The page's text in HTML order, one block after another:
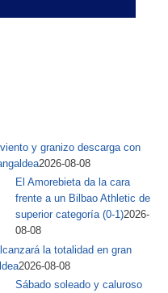
y granizo descarga con
2026-08-08
El Amorebieta da la cara
frente a un Bilbao Athletic de
superior categoría (0-1)2026-
08-08
la totalidad en gran
2026-08-08
Sábado soleado y caluroso